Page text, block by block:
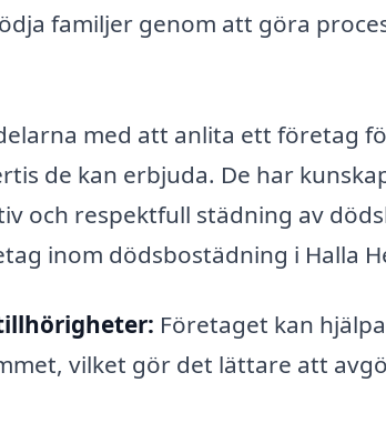
familjer genom att göra
med att anlita ett företag
de kan erbjuda. De har
och respektfull städning av
inom dödsbostädning i Halla
Företaget kan
vilket gör det lättare att